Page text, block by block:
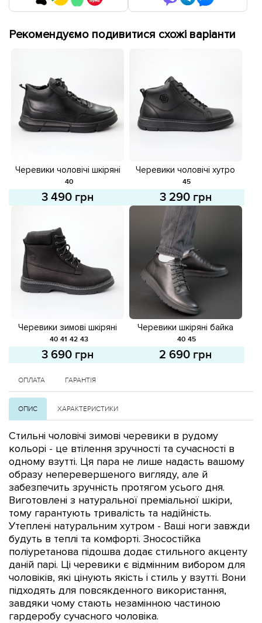
Рекомендуємо подивитися схожі варіанти
Черевики чоловічі шкіряні
584272 Чорні
40
3 490 грн
Черевики чоловічі хутро
584492 Чорні
45
3 290 грн
Черевики зимові шкіряні
хутро 584518 Чорні
40 41 42 43
3 690 грн
Черевики шкіряні байка
587108 Чорні
40 45
2 690 грн
ОПЛАТА ГАРАНТІЯ
ОПИС ХАРАКТЕРИСТИКИ
Стильні чоловічі зимові черевики в рудому
кольорі - це втілення зручності та сучасності в
одному взутті. Ця пара не лише надасть вашому
образу неперевершеного вигляду, але й
забезпечить зручність протягом усього дня.
Виготовлені з натуральної преміальної шкіри,
тому гарантують тривалість та надійність.
Утеплені натуральним хутром - Ваші ноги завжди
будуть в теплі та комфорті. Зносостійка
поліуретанова підошва додає стильного акценту
даній парі. Ці черевики є відмінним вибором для
чоловіків, які цінують якість і стиль у взутті. Вони
підходять для повсякденного використання,
завдяки чому стають незамінною частиною
гардеробу сучасного чоловіка.